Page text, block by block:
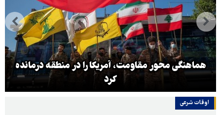
هماهنگی محور مقاومت، آمریکا را در منطقه درمانده
کرد
اوقات شرعی